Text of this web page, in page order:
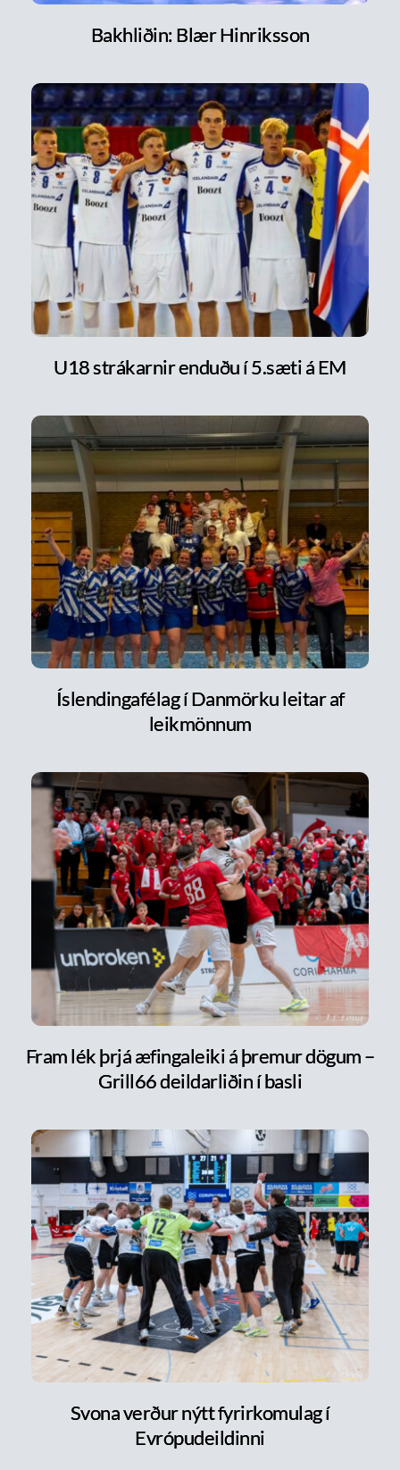
Bakhliðin: Blær Hinriksson
U18 strákarnir enduðu í 5.sæti á EM
Íslendingafélag í Danmörku leitar af
leikmönnum
Fram lék þrjá æfingaleiki á þremur dögum –
Grill66 deildarliðin í basli
Svona verður nýtt fyrirkomulag í
Evrópudeildinni